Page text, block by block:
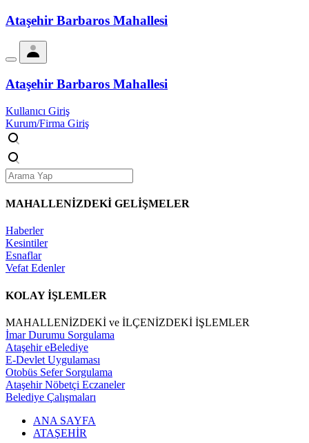
Ataşehir Barbaros Mahallesi
Ataşehir Barbaros Mahallesi
Kullanıcı Giriş
Kurum/Firma Giriş
MAHALLENİZDEKİ GELİŞMELER
Haberler
Kesintiler
Esnaflar
Vefat Edenler
KOLAY İŞLEMLER
MAHALLENİZDEKİ ve İLÇENİZDEKİ İŞLEMLER
İmar Durumu Sorgulama
Ataşehir eBelediye
E-Devlet Uygulaması
Otobüs Sefer Sorgulama
Ataşehir Nöbetçi Eczaneler
Belediye Çalışmaları
ANA SAYFA
ATAŞEHİR